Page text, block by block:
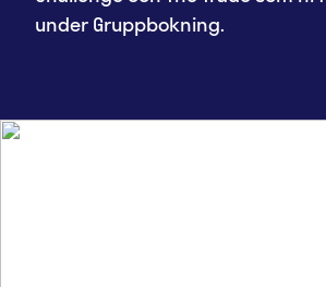
under Gruppbokning.